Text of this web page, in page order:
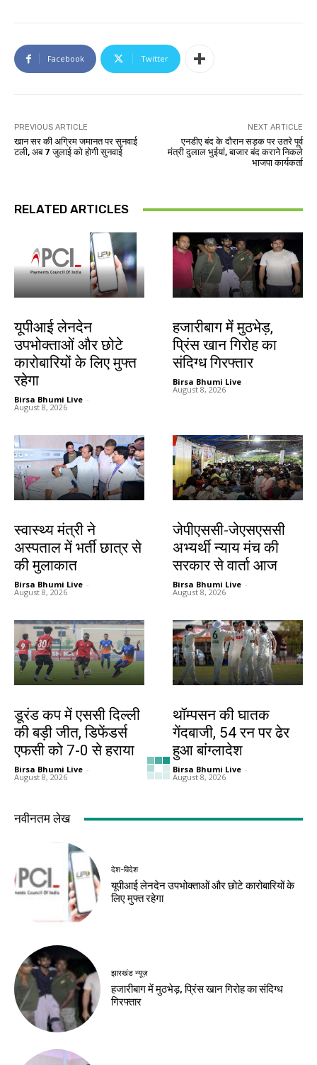
Facebook Twitter
PREVIOUS ARTICLE
खान सर की अग्रिम जमानत पर सुनवाई
टली, अब 7 जुलाई को होगी सुनवाई
NEXT ARTICLE
एनडीए बंद के दौरान सड़क पर उतरे पूर्व
मंत्री दुलाल भुईयां, बाजार बंद कराने निकले
भाजपा कार्यकर्ता
RELATED ARTICLES
यूपीआई लेनदेन
उपभोक्ताओं और छोटे
कारोबारियों के लिए मुफ्त
रहेगा
Birsa Bhumi Live -
August 8, 2026
हजारीबाग में मुठभेड़,
प्रिंस खान गिरोह का
संदिग्ध गिरफ्तार
Birsa Bhumi Live -
August 8, 2026
स्वास्थ्य मंत्री ने
अस्पताल में भर्ती छात्र से
की मुलाकात
Birsa Bhumi Live -
August 8, 2026
जेपीएससी-जेएसएससी
अभ्यर्थी न्याय मंच की
सरकार से वार्ता आज
Birsa Bhumi Live -
August 8, 2026
डूरंड कप में एससी दिल्ली
की बड़ी जीत, डिफेंडर्स
एफसी को 7-0 से हराया
Birsa Bhumi Live -
August 8, 2026
थॉम्पसन की घातक
गेंदबाजी, 54 रन पर ढेर
हुआ बांग्लादेश
Birsa Bhumi Live -
August 8, 2026
देश-विदेश
मप्र में आज तीन जिलों में
भारी बारिश का अलर्ट
August 8, 2026
देश-विदेश
देश-विदेश